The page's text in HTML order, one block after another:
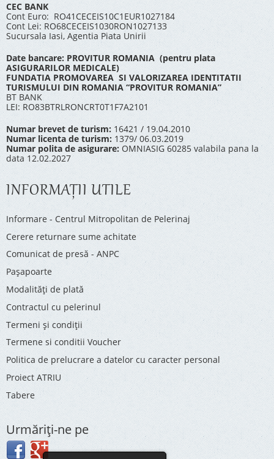
CEC BANK
Cont Euro: RO41CECEIS10C1EUR1027184
Cont Lei: RO68CECEIS1030RON1027133
Sucursala Iasi, Agentia Piata Unirii
Date bancare: PROVITUR ROMANIA (pentru plata
ASIGURARILOR MEDICALE)
FUNDATIA PROMOVAREA SI VALORIZAREA IDENTITATII
TURISMULUI DIN ROMANIA “PROVITUR ROMANIA”
BT BANK
LEI: RO83BTRLRONCRT0T1F7A2101
Numar brevet de turism: 16421 / 19.04.2010
Numar licenta de turism: 1379/ 06.03.2019
Numar polita de asigurare: OMNIASIG 60285 valabila pana la
data 12.02.2027
INFORMAŢII UTILE
Informare - Centrul Mitropolitan de Pelerinaj
Cerere returnare sume achitate
Comunicat de presă - ANPC
Pașapoarte
Modalități de plată
Contractul cu pelerinul
Termeni și condiții
Termene si conditii Voucher
Politica de prelucrare a datelor cu caracter personal
Proiect ATRIU
Tabere
Urmăriţi-ne pe